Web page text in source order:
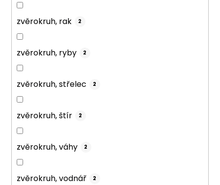
zvěrokruh, rak 2
zvěrokruh, ryby 2
zvěrokruh, střelec 2
zvěrokruh, štír 2
zvěrokruh, váhy 2
zvěrokruh, vodnář 2